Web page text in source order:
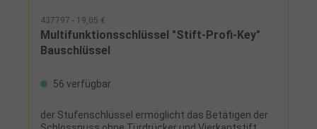
437797 - 19,05 €
Multifunktionsschlüssel "Stift-Profi-Key"
Bauschlüssel
56 verfügbar
der Stufenschlüssel ermöglicht das Betätigen der